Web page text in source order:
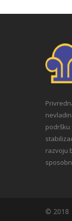
podršku
razvoju
© 2018